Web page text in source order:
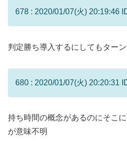
678 : 2020/01/07(火) 20:19:46
判定勝ち導入するにしてもター
680 : 2020/01/07(火) 20:20:31
持ち時間の概念があるのにそこ
が意味不明